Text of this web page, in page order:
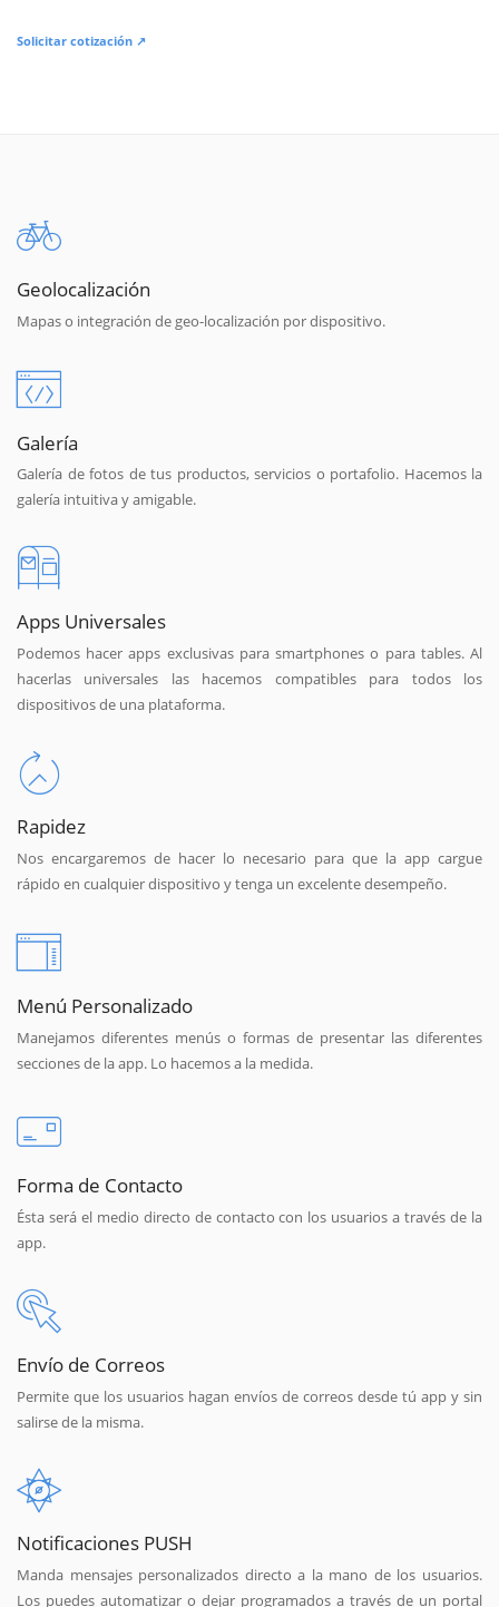
Solicitar cotización ↗
Geolocalización
Mapas o integración de geo-localización por dispositivo.
Galería
Galería de fotos de tus productos, servicios o portafolio. Hacemos la
galería intuitiva y amigable.
Apps Universales
Podemos hacer apps exclusivas para smartphones o para tables. Al
hacerlas universales las hacemos compatibles para todos los
dispositivos de una plataforma.
Rapidez
Nos encargaremos de hacer lo necesario para que la app cargue
rápido en cualquier dispositivo y tenga un excelente desempeño.
Menú Personalizado
Manejamos diferentes menús o formas de presentar las diferentes
secciones de la app. Lo hacemos a la medida.
Forma de Contacto
Ésta será el medio directo de contacto con los usuarios a través de la
app.
Envío de Correos
Permite que los usuarios hagan envíos de correos desde tú app y sin
salirse de la misma.
Notificaciones PUSH
Manda mensajes personalizados directo a la mano de los usuarios.
Los puedes automatizar o dejar programados a través de un portal